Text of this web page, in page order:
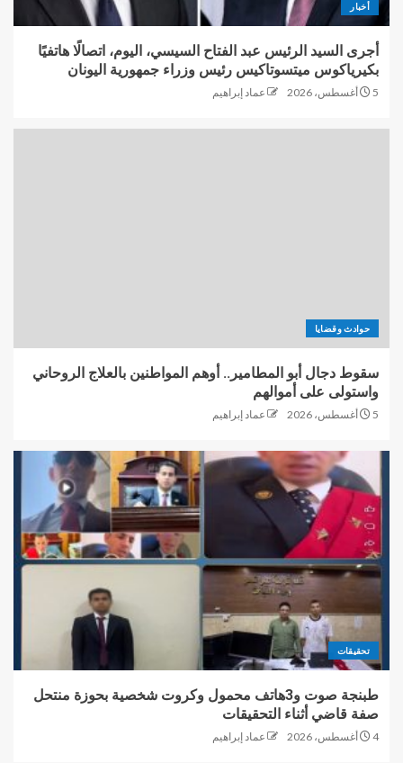
أخبار
أجرى السيد الرئيس عبد الفتاح السيسي، اليوم، اتصالًا هاتفيًا
بكيرياكوس ميتسوتاكيس رئيس وزراء جمهورية اليونان
5 أغسطس، 2026 عماد إبراهيم
حوادث وقضايا
سقوط دجال أبو المطامير.. أوهم المواطنين بالعلاج الروحاني
واستولى على أموالهم
5 أغسطس، 2026 عماد إبراهيم
تحقيقات
طبنجة صوت و3هاتف محمول وكروت شخصية بحوزة منتحل
صفة قاضي أثناء التحقيقات
4 أغسطس، 2026 عماد إبراهيم